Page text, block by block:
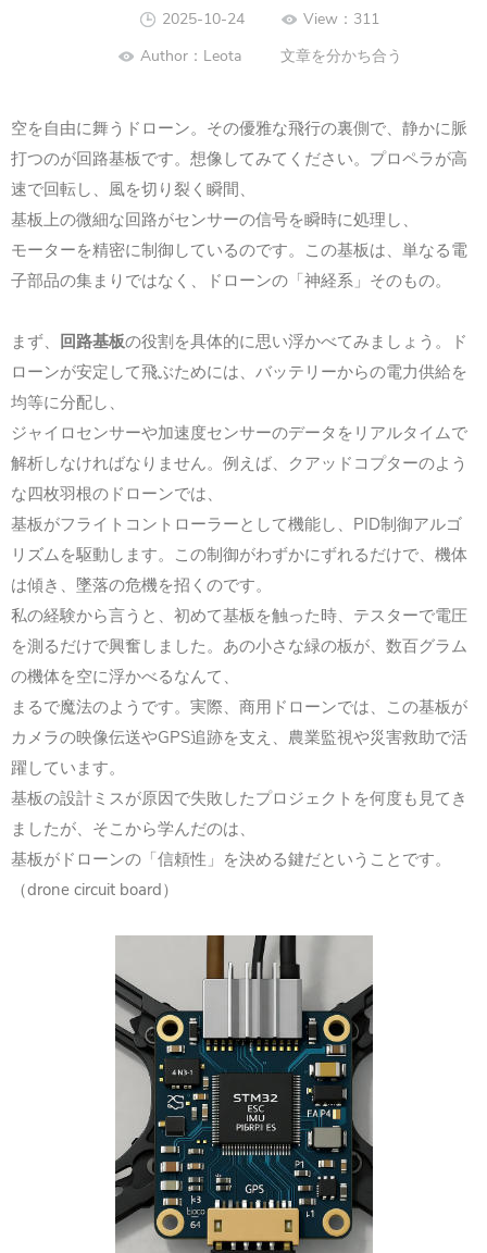
2025-10-24
View：311
Author：Leota 文章を分かち合う
空を自由に舞うドローン。その優雅な飛行の裏側で、静かに脈
打つのが回路基板です。想像してみてください。プロペラが高
速で回転し、風を切り裂く瞬間、
基板上の微細な回路がセンサーの信号を瞬時に処理し、
モーターを精密に制御しているのです。この基板は、単なる電
子部品の集まりではなく、ドローンの「神経系」そのもの。
まず、 回路基板の役割を具体的に思い浮かべてみましょう。ド
ローンが安定して飛ぶためには、バッテリーからの電力供給を
均等に分配し、
ジャイロセンサーや加速度センサーのデータをリアルタイムで
解析しなければなりません。 例えば、クアッドコプターのよう
な四枚羽根のドローンでは、
基板がフライトコントローラーとして機能し、 PID制御アルゴ
リズムを駆動します。この制御がわずかにずれるだけで、機体
は傾き、墜落の危機を招くのです。
私の経験から言うと、初めて基板を触った時、テスターで電圧
を測るだけで興奮しました。あの小さな緑の板が、 数百グラム
の機体を空に浮かべるなんて、
まるで魔法のようです。実際、商用ドローンでは、この基板が
カメラの映像伝送やGPS追跡を支え、 農業監視や災害救助で活
躍しています。
基板の設計ミスが原因で失敗したプロジェクトを何度も見てき
ましたが、そこから学んだのは、
基板がドローンの「信頼性」を決める鍵だということです。
（drone circuit board）